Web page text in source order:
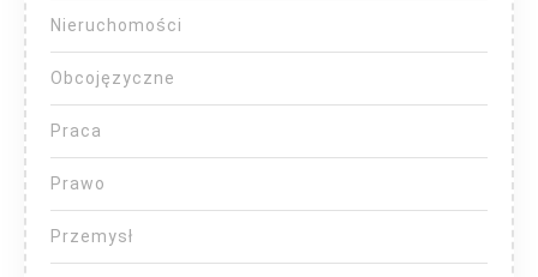
Nieruchomości
Obcojęzyczne
Praca
Prawo
Przemysł